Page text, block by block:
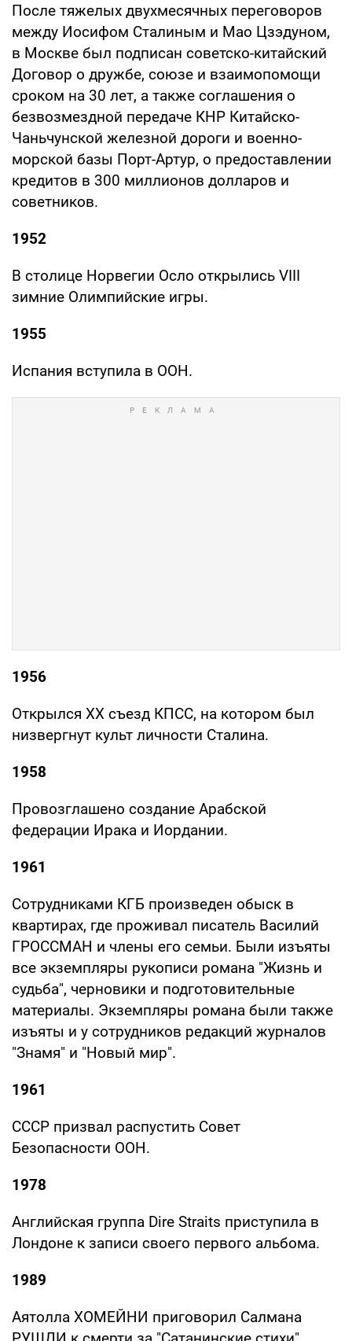
После тяжелых двухмесячных переговоров
между Иосифом Сталиным и Мао Цзэдуном,
в Москве был подписан советско-китайский
Договор о дружбе, союзе и взаимопомощи
сроком на 30 лет, а также соглашения о
безвозмездной передаче КНР Китайско-
Чаньчунской железной дороги и военно-
морской базы Порт-Артур, о предоставлении
кредитов в 300 миллионов долларов и
советников.
1952
В столице Норвегии Осло открылись VIII
зимние Олимпийские игры.
1955
Испания вступила в ООН.
1956
Открылся ХХ съезд КПСС, на котором был
низвергнут культ личности Сталина.
1958
Провозглашено создание Арабской
федерации Ирака и Иордании.
1961
Сотрудниками КГБ произведен обыск в
квартирах, где проживал писатель Василий
ГРОССМАН и члены его семьи. Были изъяты
все экземпляры рукописи романа "Жизнь и
судьба", черновики и подготовительные
материалы. Экземпляры романа были также
изъяты и у сотрудников редакций журналов
"Знамя" и "Новый мир".
1961
СССР призвал распустить Совет
Безопасности ООН.
1978
Английская группа Dire Straits приступила в
Лондоне к записи своего первого альбома.
1989
Аятолла ХОМЕЙНИ приговорил Салмана